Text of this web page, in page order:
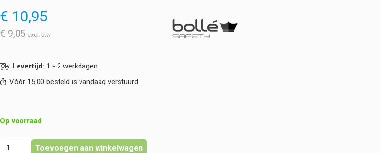
€ 10,95
€ 9,05
Levertijd: 1 - 2 werkdagen
Vóór 15:00 besteld is vandaag verstuurd
Op voorraad
Toevoegen aan winkelwagen